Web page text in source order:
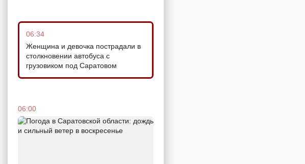
06:34
Женщина и девочка пострадали в
столкновении автобуса с
грузовиком под Саратовом
06:00